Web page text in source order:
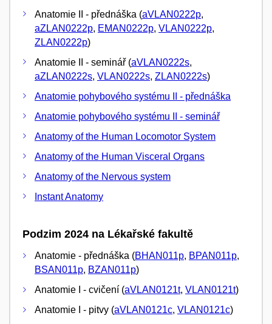
Anatomie II - přednáška (aVLAN0222p,
aZLAN0222p, EMAN0222p, VLAN0222p,
ZLAN0222p)
Anatomie II - seminář (aVLAN0222s,
aZLAN0222s, VLAN0222s, ZLAN0222s)
Anatomie pohybového systému II - přednáška
Anatomie pohybového systému II - seminář
Anatomy of the Human Locomotor System
Anatomy of the Human Visceral Organs
Anatomy of the Nervous system
Instant Anatomy
Podzim 2024 na Lékařské fakultě
Anatomie - přednáška (BHAN011p, BPAN011p,
BSAN011p, BZAN011p)
Anatomie I - cvičení (aVLAN0121t, VLAN0121t)
Anatomie I - pitvy (aVLAN0121c, VLAN0121c)